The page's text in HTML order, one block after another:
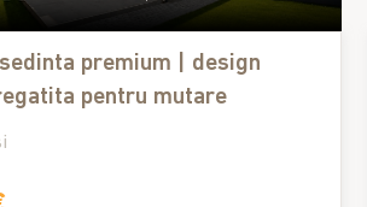
premium | design
pentru mutare